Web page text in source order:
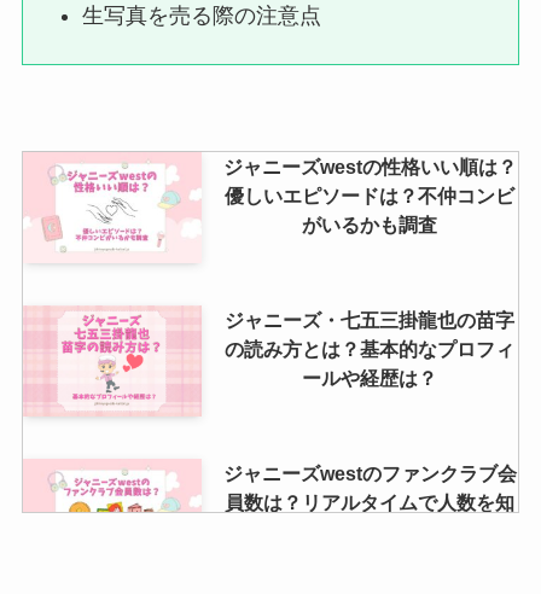
が出た理由は？長男や次男は野球
ートが間に合うのはいつまで？駆
け込み入会は当たらない？
ケット当たらないと言われるのは
なぜ？会場キャパも調査
生写真を売る際の注意点
ジャニーズwestの性格いい順は？
優しいエピソードは？不仲コンビ
がいるかも調査
ジャニーズ・七五三掛龍也の苗字
の読み方とは？基本的なプロフィ
ールや経歴は？
ジャニーズwestのファンクラブ会
員数は？リアルタイムで人数を知